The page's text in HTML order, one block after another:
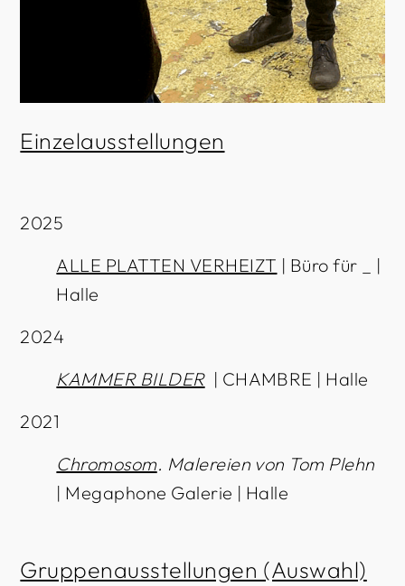
Einzelausstellungen
2025
ALLE PLATTEN VERHEIZT | Büro für _ |
Halle
2024
KAMMER BILDER| CHAMBRE | Halle
2021
Chromosom. Malereien von Tom Plehn
| Megaphone Galerie | Halle
Gruppenausstellungen (Auswahl)